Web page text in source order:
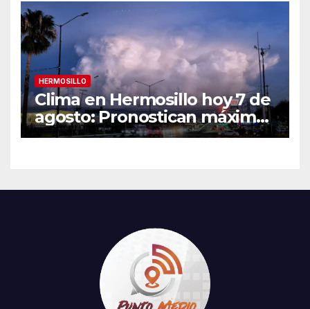
y sede
HERMOSILLO
Clima en Hermosillo hoy 7 de
agosto: Pronostican máxima
de 42°C, sensación térmica